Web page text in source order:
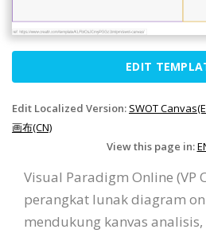
EDIT
Edit Localized Version: SWOT
画布(CN)
View this page in:
Visual Paradigm Online (VP
perangkat lunak diagram
mendukung kanvas